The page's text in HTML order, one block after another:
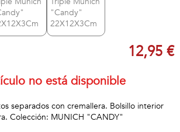
12,95 €
no está disponible
separados con cremallera. Bolsillo interior
Colección: MUNICH "CANDY"